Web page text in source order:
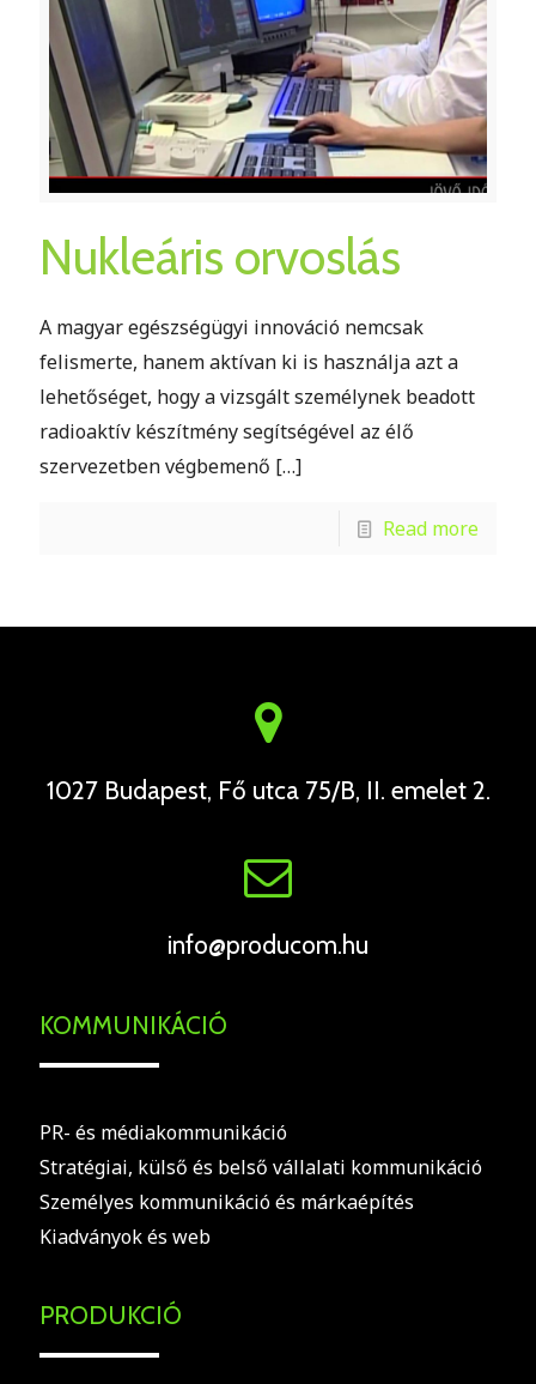
Nukleáris orvoslás
A magyar egészségügyi innováció nemcsak
felismerte, hanem aktívan ki is használja azt a
lehetőséget, hogy a vizsgált személynek beadott
radioaktív készítmény segítségével az élő
szervezetben végbemenő […]
Read more
1027 Budapest, Fő utca 75/B, II. emelet 2.
info@producom.hu
KOMMUNIKÁCIÓ
PR- és médiakommunikáció
Stratégiai, külső és belső vállalati kommunikáció
Személyes kommunikáció és márkaépítés
Kiadványok és web
PRODUKCIÓ